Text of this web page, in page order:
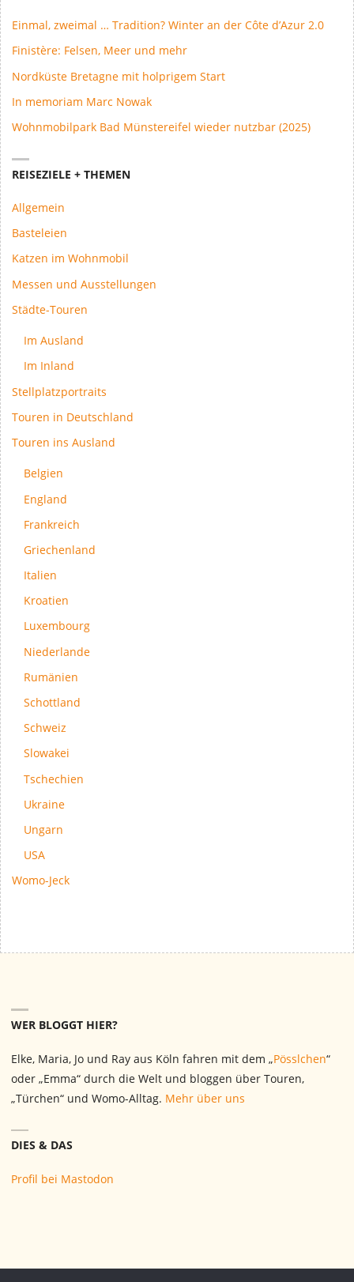
Einmal, zweimal … Tradition? Winter an der Côte d’Azur 2.0
Finistère: Felsen, Meer und mehr
Nordküste Bretagne mit holprigem Start
In memoriam Marc Nowak
Wohnmobilpark Bad Münstereifel wieder nutzbar (2025)
REISEZIELE + THEMEN
Allgemein
Basteleien
Katzen im Wohnmobil
Messen und Ausstellungen
Städte-Touren
Im Ausland
Im Inland
Stellplatzportraits
Touren in Deutschland
Touren ins Ausland
Belgien
England
Frankreich
Griechenland
Italien
Kroatien
Luxembourg
Niederlande
Rumänien
Schottland
Schweiz
Slowakei
Tschechien
Ukraine
Ungarn
USA
Womo-Jeck
WER BLOGGT HIER?
Elke, Maria, Jo und Ray aus Köln fahren mit dem „Pösslchen“
oder „Emma“ durch die Welt und bloggen über Touren,
„Türchen“ und Womo-Alltag. Mehr über uns
DIES & DAS
Profil bei Mastodon